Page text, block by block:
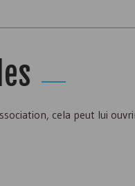
cela peut lui